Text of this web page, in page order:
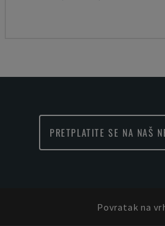
PRETPLATITE SE NA NAŠ
Povratak na